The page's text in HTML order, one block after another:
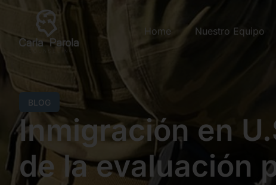
Home Nuestro Equipo
BLOG
Inmigración en
de la evaluación